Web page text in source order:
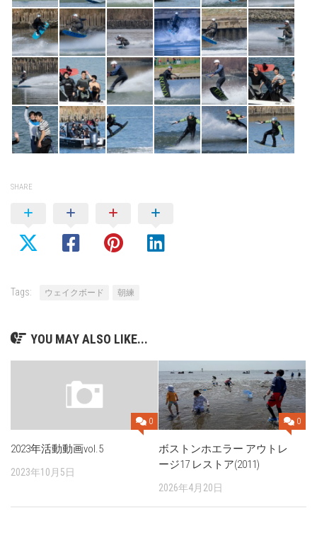
SHARE
Tags: ウェイクボード 朝練
YOU MAY ALSO LIKE...
0
2023年活動動画vol.5
2023年10月5日
0
ボストンホエラー アウトレ
ージ17 レストア(2011)
2026年4月20日